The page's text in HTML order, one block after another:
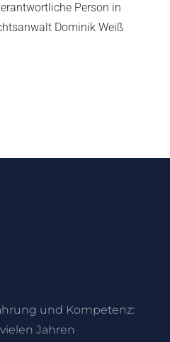
Person in
Dominik Weiß
und Kompetenz:
Jahren